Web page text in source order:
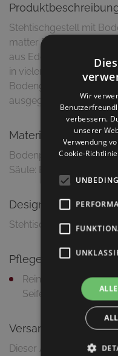
Stehtischgestell mit
matter
aus Edelstahl matt. Das
in vielen Metallfarben
Bodengleiter kann das
ausgeglichen werden.
Material &
Bodenplatte:
Säule: Edelstahl matt
Design
Stehtischgestell in
Pflegetipps
Reinigung mit
Seifenlauge
Dieser Artikel wird
Wir
verbessern.
unserer
Verwendung
Cookie-